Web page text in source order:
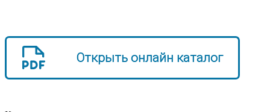
Открыть онлайн каталог